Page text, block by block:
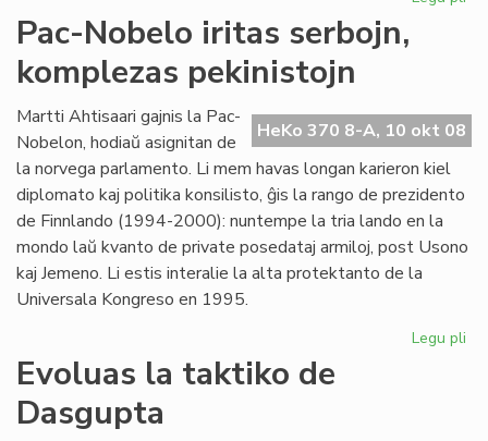
Pac-Nobelo iritas serbojn,
komplezas pekinistojn
HeKo 370 8-A, 10 okt 08
Martti Ahtisaari gajnis la Pac-
Nobelon, hodiaŭ asignitan de
la norvega parlamento. Li mem havas longan karieron kiel
diplomato kaj politika konsilisto, ĝis la rango de prezidento
de Finnlando (1994-2000): nuntempe la tria lando en la
mondo laŭ kvanto de private posedataj armiloj, post Usono
kaj Jemeno. Li estis interalie la alta protektanto de la
Universala Kongreso en 1995.
Legu pli
Evoluas la taktiko de
Dasgupta